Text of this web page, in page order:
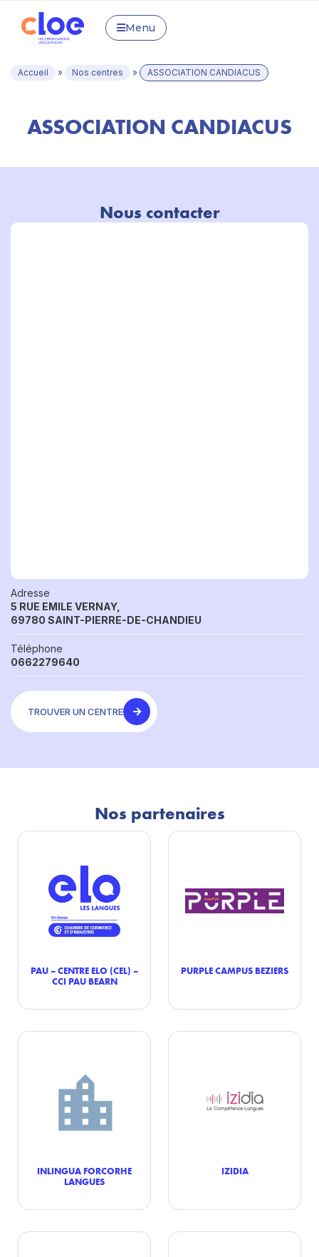
Menu
Accueil » Nos centres » ASSOCIATION CANDIACUS
ASSOCIATION CANDIACUS
Nous contacter
Adresse
5 RUE EMILE VERNAY,
69780 SAINT-PIERRE-DE-CHANDIEU
Téléphone
0662279640
TROUVER UN CENTRE
Nos partenaires
PAU – CENTRE ELO (CEL) –
CCI PAU BEARN
PURPLE CAMPUS BEZIERS
INLINGUA FORCORHE
LANGUES
IZIDIA